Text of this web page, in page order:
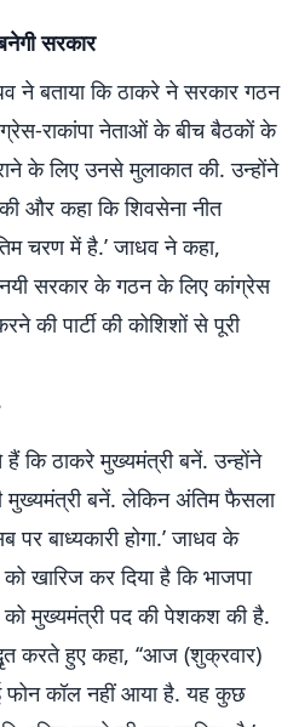
सरकार
ने बताया कि ठाकरे ने सरकार गठन
राकांपा नेताओं के बीच बैठकों के
के लिए उनसे मुलाकात की. उन्होंने
और कहा कि शिवसेना नीत
चरण में है.’ जाधव ने कहा,
सरकार के गठन के लिए कांग्रेस
की पार्टी की कोशिशों से पूरी
हैं कि ठाकरे मुख्यमंत्री बनें. उन्होंने
मुख्यमंत्री बनें. लेकिन अंतिम फैसला
बाध्यकारी होगा.’ जाधव के
खारिज कर दिया है कि भाजपा
मुख्यमंत्री पद की पेशकश की है.
करते हुए कहा, ‘‘आज (शुक्रवार)
फोन कॉल नहीं आया है. यह कुछ